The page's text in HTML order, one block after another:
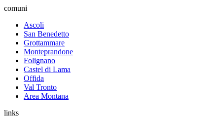
comuni
Ascoli
San Benedetto
Grottammare
Monteprandone
Folignano
Castel di Lama
Offida
Val Tronto
Area Montana
links